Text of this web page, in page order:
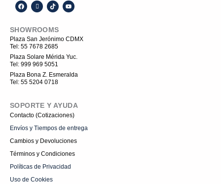
F
a
b
o
o
k
I
c
-
i
n
s
t
a
g
r
a
m
T
i
o
k
Y
o
b
e
SHOWROOMS
Plaza San Jerónimo CDMX
Tel: 55 7678 2685
Plaza Solare Mérida Yuc.
Tel: 999 969 5051
Plaza Bona Z. Esmeralda
Tel: 55 5204 0718
SOPORTE Y AYUDA
Contacto (Cotizaciones)
Envíos y Tiempos de entrega
Cambios y Devoluciones
Términos y Condiciones
Políticas de Privacidad
Uso de Cookies